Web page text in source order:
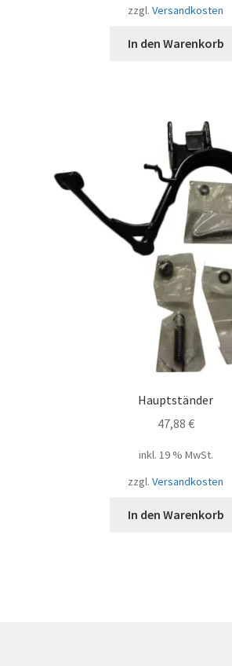
zzgl. Versandkosten
In den Warenkorb
Hauptständer
47,88 €
inkl. 19 % MwSt.
zzgl. Versandkosten
In den Warenkorb